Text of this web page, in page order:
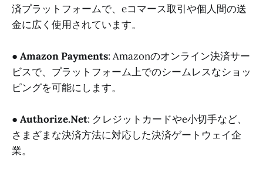
済プラットフォームで、eコマース取引や個人間の送
金に広く使用されています。
● Amazon Payments: Amazonのオンライン決済サー
ビスで、プラットフォーム上でのシームレスなショッ
ピングを可能にします。
● Authorize.Net: クレジットカードやe小切手など、
さまざまな決済方法に対応した決済ゲートウェイ企
業。